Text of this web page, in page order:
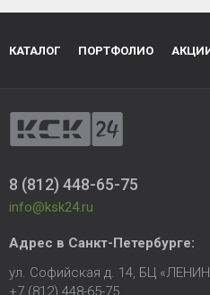
КАТАЛОГ ПОРТФОЛИО
8 (812) 448-65-75
info@ksk24.ru
Адрес в Санкт-Петербурге:
ул. Софийская д. 14, БЦ
+7 (812) 448-65-75